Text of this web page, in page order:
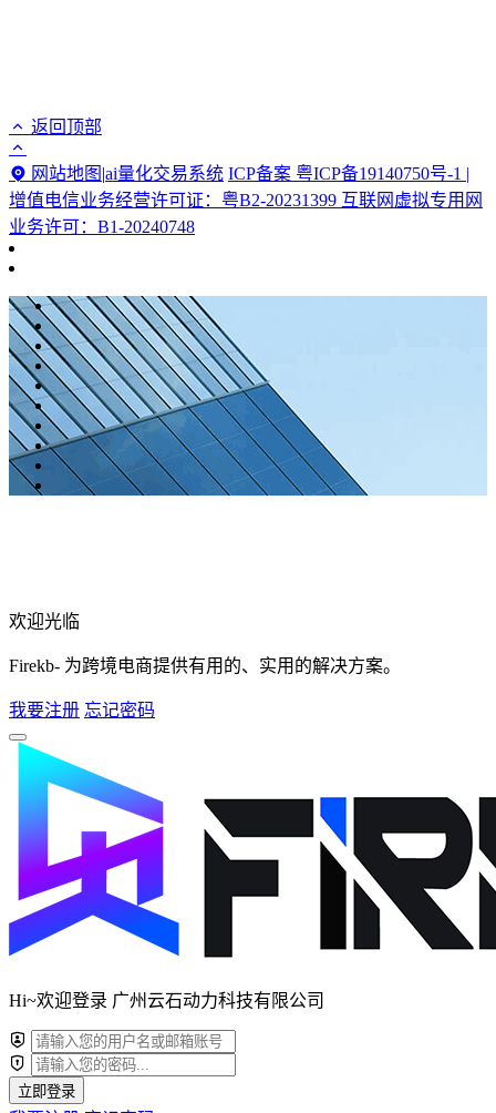
返回顶部
网站地图 |ai量化交易系统 ICP备案 粤ICP备19140750号-1 |
增值电信业务经营许可证：粤B2-20231399 互联网虚拟专用网
业务许可：B1-20240748
欢迎光临
Firekb- 为跨境电商提供有用的、实用的解决方案。
我要注册 忘记密码
Hi~欢迎登录 广州云石动力科技有限公司
立即登录